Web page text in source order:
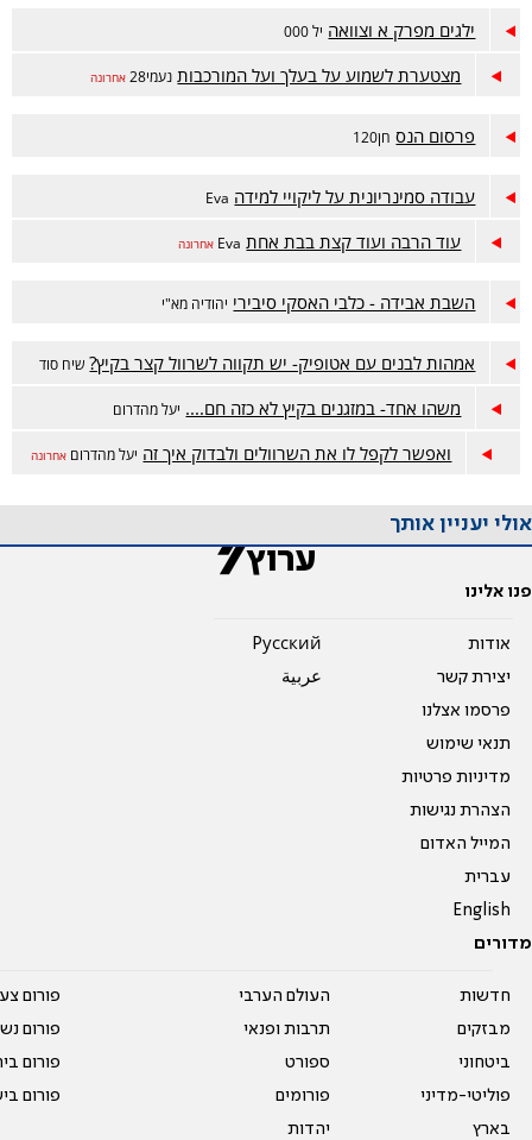
ילגים מפרק א וצוואה יל 000
מצטערת לשמוע על בעלך ועל המורכבות נעמי28 אחרונה
פרסום הנס חן120
עבודה סמינריונית על ליקויי למידה Eva
עוד הרבה ועוד קצת בבת אחת Eva אחרונה
השבת אבידה - כלבי האסקי סיבירי יהודיה מא"י
אמהות לבנים עם אטופיק- יש תקווה לשרוול קצר בקיץ? שיח סוד
משהו אחד- במזגנים בקיץ לא כזה חם.... יעל מהדרום
ואפשר לקפל לו את השרוולים ולבדוק איך זה יעל מהדרום אחרונה
אולי יעניין אותך
פנו אלינו
אודות
יצירת קשר
פרסמו אצלנו
תנאי שימוש
מדיניות פרטיות
הצהרת נגישות
המייל האדום
עברית
English
Pусский
عربية
מדורים
חדשות
מבזקים
ביטחוני
פוליטי-מדיני
בארץ
העולם הערבי
תרבות ופנאי
ספורט
פורומים
יהדות
פורום
פורום
פורום
פורום